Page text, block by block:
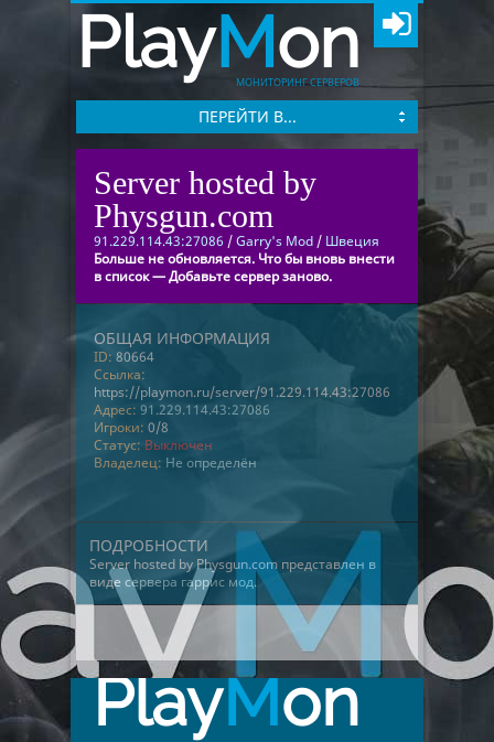
PlayMon
МОНИТОРИНГ СЕРВЕРОВ
ПЕРЕЙТИ В...
Server hosted by
Physgun.com
91.229.114.43:27086 /Garry's Mod / Швеция
Больше не обновляется. Что бы вновь внести
в список — Добавьте сервер заново.
ОБЩАЯ ИНФОРМАЦИЯ
ID: 80664
Ссылка:
https://playmon.ru/server/91.229.114.43:27086
Адрес: 91.229.114.43:27086
Игроки: 0/8
Статус: Выключен
Владелец: Не определён
ПОДРОБНОСТИ
Server hosted by Physgun.com представлен в
виде сервера гаррис мод.
PlayMon